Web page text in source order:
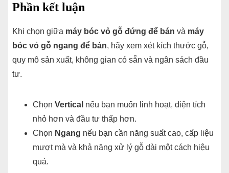
Phần kết luận
Khi chọn giữa máy bóc vỏ gỗ đứng để bán và máy
bóc vỏ gỗ ngang để bán, hãy xem xét kích thước gỗ,
quy mô sản xuất, không gian có sẵn và ngân sách đầu
tư.
Chọn Vertical nếu bạn muốn linh hoạt, diện tích
nhỏ hơn và đầu tư thấp hơn.
Chọn Ngang nếu bạn cần năng suất cao, cấp liệu
mượt mà và khả năng xử lý gỗ dài một cách hiệu
quả.